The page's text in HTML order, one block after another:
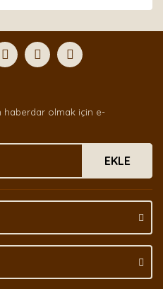
Yaz
iletebilirsiniz.
ederiz.
bulunuyor.
pahalı.
olmalı.
haberdar olmak için e-
EKLE